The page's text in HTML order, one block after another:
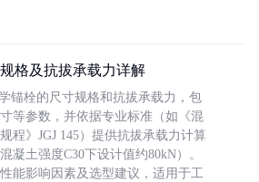
格及抗拔承载力详解
锚栓的尺寸规格和抗拔承载力，包
等参数，并依据专业标准（如《混
程》JGJ 145）提供抗拔承载力计算
凝土强度C30下设计值约80kN）。
能影响因素及选型建议，适用于工